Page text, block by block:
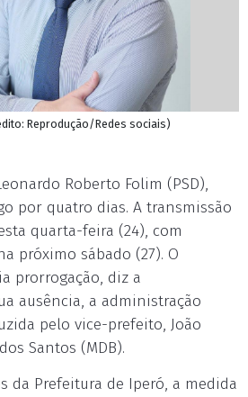
Reprodução/Redes sociais)
Roberto Folim (PSD),
por quatro dias. A transmissão
quarta-feira (24), com
próximo sábado (27). O
prorrogação, diz a
ausência, a administração
pelo vice-prefeito, João
Santos (MDB).
da Prefeitura de Iperó, a medida